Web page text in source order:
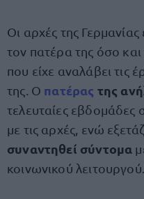
Οι αρχές της
τον πατέρα της όσο
που είχε αναλάβει τις
της. Ο πατέρας της
τελευταίες
με τις αρχές, ενώ
συναντηθεί σύντομα
κοινωνικού λειτουργού.